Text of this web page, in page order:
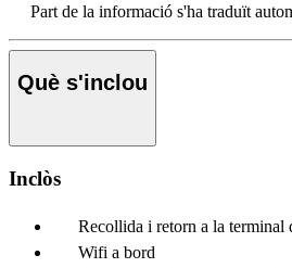
Part de la informació s'ha traduït
Què s'inclou
Inclòs
Recollida i retorn a la terminal
Wifi a bord